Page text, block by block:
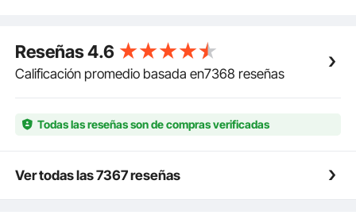
【PREMIUM SUS304 MATERIAL】- Tamaño del
tanque: 15 L; Potencia de ultrasonidos: 360 W;
Potencia de calentamiento: 400 W. Esta máquina
inoxidable 304, asegurando que no haya fugas de
agua y una larga vida útil. Además, una cesta
entre los elementos afilados y el tanque.
【DISEÑO FÁCIL DE USAR】- Este limpiador
Reseñas4.6
Calificación promedio basada en7368 reseñas
Todas las reseñas son de compras verificadas
Ver todas las 7367 reseñas